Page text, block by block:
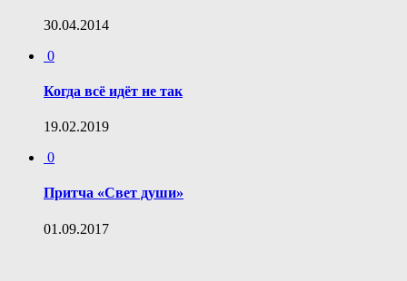
30.04.2014
0
Когда всё идёт не так
19.02.2019
0
Притча «Свет души»
01.09.2017